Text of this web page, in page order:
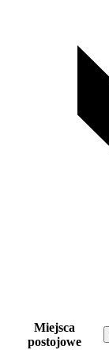
Miejsca
postojowe